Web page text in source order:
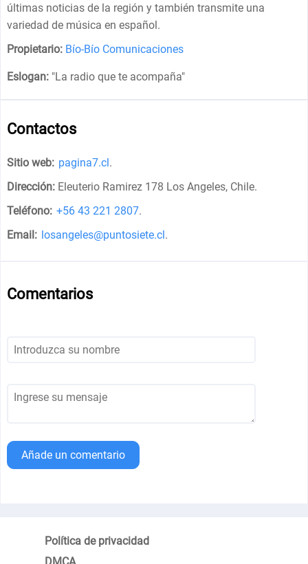
últimas noticias de la región y también transmite una
variedad de música en español.
Propietario: Bío-Bío Comunicaciones
Eslogan: "La radio que te acompaña"
Contactos
Sitio web: pagina7.cl.
Dirección: Eleuterio Ramirez 178 Los Angeles, Chile.
Teléfono: +56 43 221 2807.
Email: losangeles@puntosiete.cl.
Comentarios
Añade un comentario
Política de privacidad